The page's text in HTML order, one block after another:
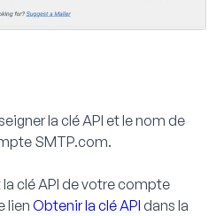
la clé API et le nom de
SMTP.com.
clé API de votre compte
lien Obtenir la clé API dans la